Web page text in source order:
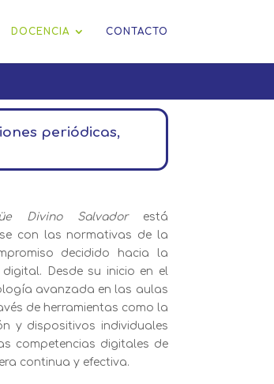
DOCENCIA CONTACTO
periódicas,
Divino Salvadorestá
con las normativas de la
decidido hacia la
Desde su inicio en el
avanzada en las aulas
de herramientas como la
y dispositivos individuales
competencias digitales de
continua y efectiva.